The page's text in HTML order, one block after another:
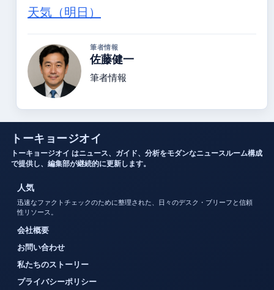
天気（明日）
筆者情報
佐藤健一
筆者情報
トーキョージオイ
トーキョージオイ はニュース、ガイド、分析をモダンなニュースルーム構成
で提供し、編集部が継続的に更新します。
人気
迅速なファクトチェックのために整理された、日々のデスク・ブリーフと信頼
性リソース。
会社概要
お問い合わせ
私たちのストーリー
プライバシーポリシー